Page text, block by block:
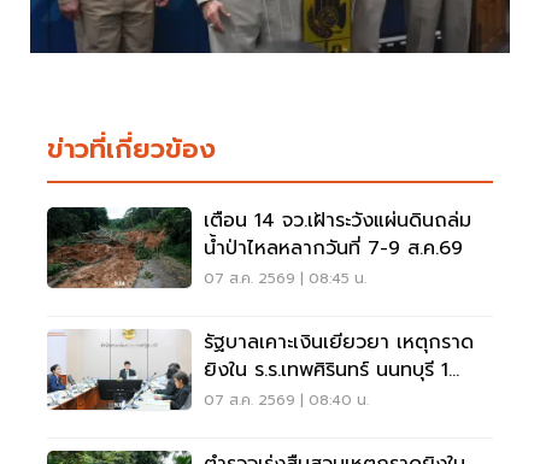
ข่าวที่เกี่ยวข้อง
เตือน 14 จว.เฝ้าระวังแผ่นดินถล่ม
น้ำป่าไหลหลากวันที่ 7-9 ส.ค.69
07 ส.ค. 2569 | 08:45 น.
รัฐบาลเคาะเงินเยียวยา เหตุกราด
ยิงใน ร.ร.เทพศิรินทร์ นนทบุรี 1
แสน-1ล้าน
07 ส.ค. 2569 | 08:40 น.